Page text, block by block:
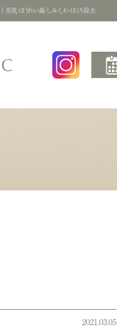
｜ 美肌・ほうれい線・しみ・しわ・ほくろ除去
2021.03.05